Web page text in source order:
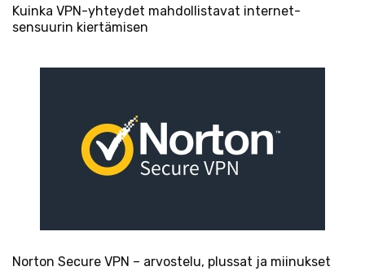
Kuinka VPN-yhteydet mahdollistavat internet-
sensuurin kiertämisen
Norton Secure VPN – arvostelu, plussat ja miinukset